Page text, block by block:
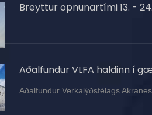
Breyttur opnunartími 13. -
Aðalfundur VLFA haldinn í
Aðalfundur Verkalýðsfélags